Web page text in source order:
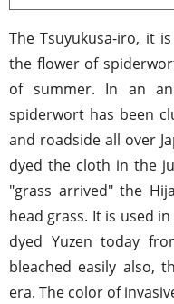
The Tsuyukusa-iro, it
the flower of
of summer. In an
spiderwort has been
and roadside all over
dyed the cloth in the
"grass arrived" the
head grass. It is used
dyed Yuzen today
bleached easily also,
era. The color of